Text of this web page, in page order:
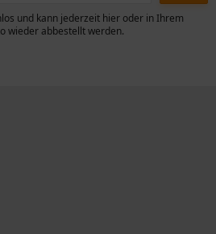
und kann jederzeit hier oder in Ihrem
wieder abbestellt werden.